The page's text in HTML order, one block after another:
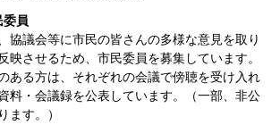
委員
協議会等に市民の皆さんの多様な意見を取り
映させるため、市民委員を募集しています。
ある方は、それぞれの会議で傍聴を受け入れ
料・会議録を公表しています。（一部、非公
ます。）